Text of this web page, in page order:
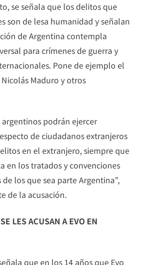
se señala que los delitos que
son de lesa humanidad y señalan
de Argentina contempla
para crímenes de guerra y
Pone de ejemplo el
Maduro y otros
podrán ejercer
de ciudadanos extranjeros
en el extranjero, siempre que
en los tratados y convenciones
los que sea parte Argentina”,
de la acusación.
LES ACUSAN A EVO EN
que en los 14 años que Evo